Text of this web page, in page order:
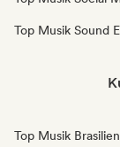
Top Musik Sound
Top Musik Brasilien